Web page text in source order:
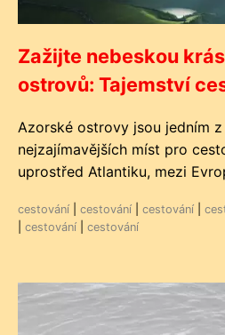
Zažijte nebeskou
ostrovů: Tajemství
Azorské ostrovy jsou jedním z
nejzajímavějších míst pro
uprostřed Atlantiku, mezi
cestování cestování cestování
cestování cestování